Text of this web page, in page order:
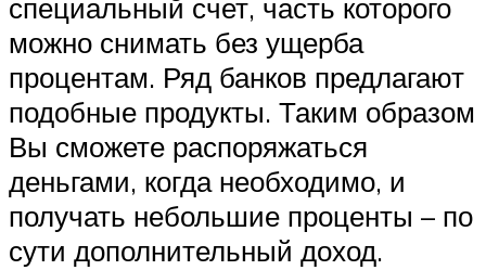
специальный счет, часть которого
можно снимать без ущерба
процентам. Ряд банков предлагают
подобные продукты. Таким образом
Вы сможете распоряжаться
деньгами, когда необходимо, и
получать небольшие проценты – по
сути дополнительный доход.